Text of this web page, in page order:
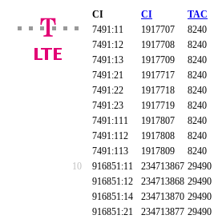
CI CI TAC
7491:11
1917707 8240
7491:12
1917708 8240
7491:13
1917709 8240
7491:21
1917717 8240
7491:22
1917718 8240
7491:23
1917719 8240
7491:111
1917807 8240
7491:112
1917808 8240
7491:113
1917809 8240
10
916851:11 234713867 29490
916851:12
234713868 29490
916851:14
234713870 29490
916851:21
234713877 29490